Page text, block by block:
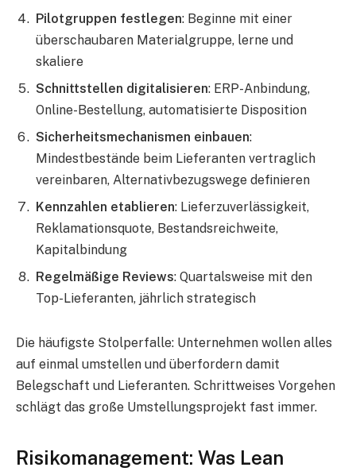
Pilotgruppen festlegen: Beginne mit einer
überschaubaren Materialgruppe, lerne und
skaliere
Schnittstellen digitalisieren: ERP-Anbindung,
Online-Bestellung, automatisierte Disposition
Sicherheitsmechanismen einbauen:
Mindestbestände beim Lieferanten vertraglich
vereinbaren, Alternativbezugswege definieren
Kennzahlen etablieren: Lieferzuverlässigkeit,
Reklamationsquote, Bestandsreichweite,
Kapitalbindung
Regelmäßige Reviews: Quartalsweise mit den
Top-Lieferanten, jährlich strategisch
Die häufigste Stolperfalle: Unternehmen wollen alles
auf einmal umstellen und überfordern damit
Belegschaft und Lieferanten. Schrittweises Vorgehen
schlägt das große Umstellungsprojekt fast immer.
Risikomanagement: Was Lean